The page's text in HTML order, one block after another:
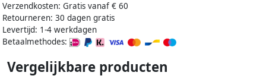
Verzendkosten: Gratis vanaf € 60
Retourneren: 30 dagen gratis
Levertijd: 1-4 werkdagen
Betaalmethodes:
Vergelijkbare producten